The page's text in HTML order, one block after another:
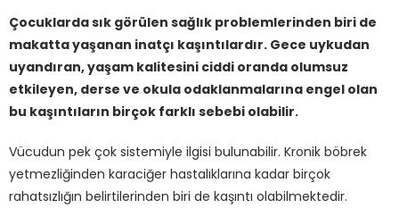
Çocuklarda sık görülen sağlık problemlerinden biri de
makatta yaşanan inatçı kaşıntılardır. Gece uykudan
uyandıran, yaşam kalitesini ciddi oranda olumsuz
etkileyen, derse ve okula odaklanmalarına engel olan
bu kaşıntıların birçok farklı sebebi olabilir.
Vücudun pek çok sistemiyle ilgisi bulunabilir. Kronik böbrek
yetmezliğinden karaciğer hastalıklarına kadar birçok
rahatsızlığın belirtilerinden biri de kaşıntı olabilmektedir.